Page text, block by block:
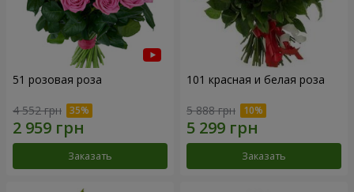
51 розовая роза
4 552 грн
Заказать
101 красная и белая роза
5 888 грн
Заказать